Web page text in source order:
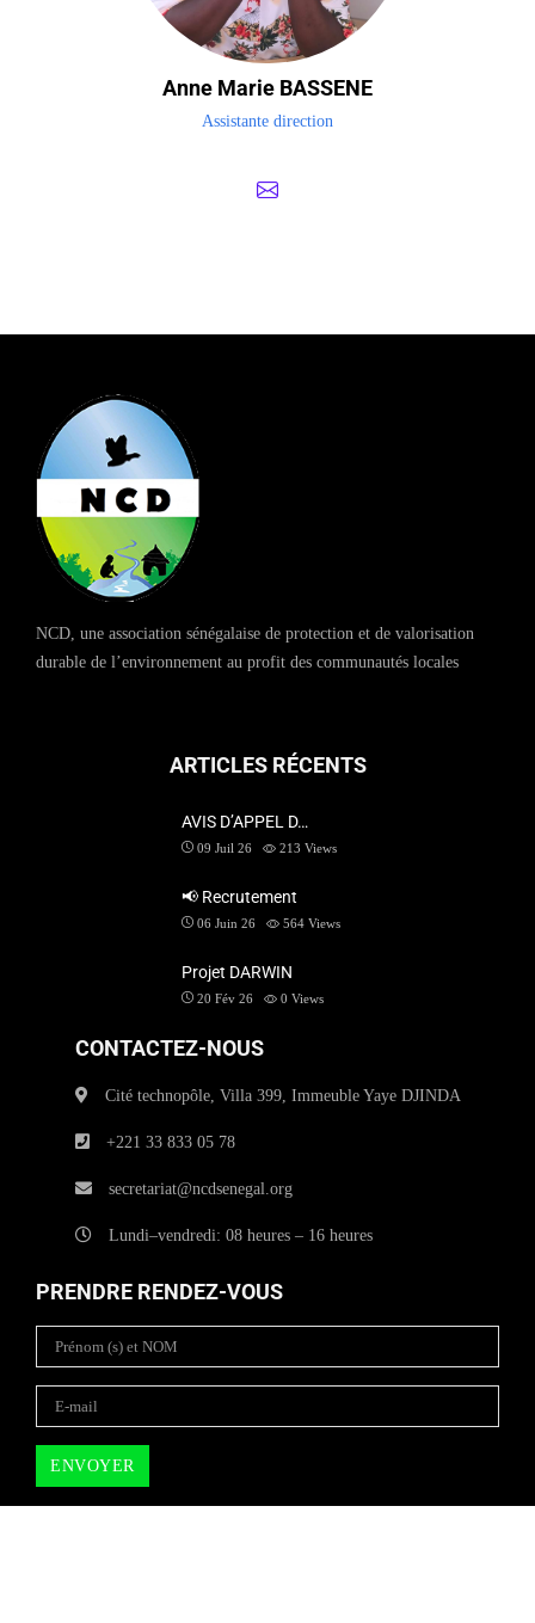
Anne Marie BASSENE
Assistante direction
NCD, une association sénégalaise de protection et de valorisation
durable de l’environnement au profit des communautés locales
ARTICLES RÉCENTS
AVIS D’APPEL D…
09 Juil 26 213 Views
📢 Recrutement
06 Juin 26 564 Views
Projet DARWIN
20 Fév 26 0 Views
CONTACTEZ-NOUS
Cité technopôle, Villa 399, Immeuble Yaye DJINDA
+221 33 833 05 78
secretariat@ncdsenegal.org
Lundi–vendredi: 08 heures – 16 heures
PRENDRE RENDEZ-VOUS